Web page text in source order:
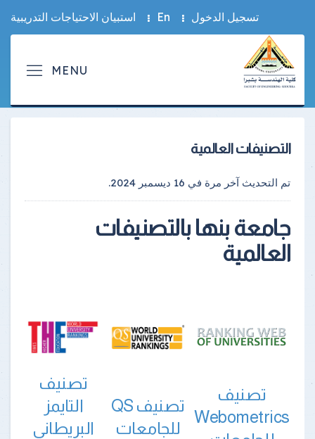
تسجيل الدخول En استبيان الاحتياجات التدريبية
التصنيفات العالمية
تم التحديث آخر مرة في 16 ديسمبر 2024 .
جامعة بنها بالتصنيفات
العالمية
تصنيف
Webometrics
تصنيف QS
للجامعات
تصنيف
التايمز
البريطاني